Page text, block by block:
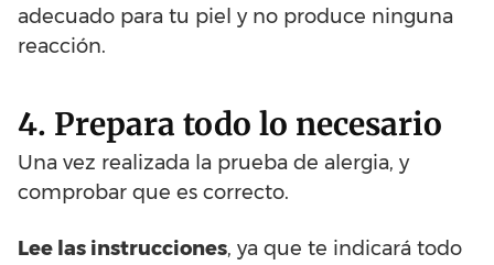
adecuado para tu piel y no produce ninguna
reacción.
4. Prepara todo lo necesario
Una vez realizada la prueba de alergia, y
comprobar que es correcto.
Lee las instrucciones, ya que te indicará todo